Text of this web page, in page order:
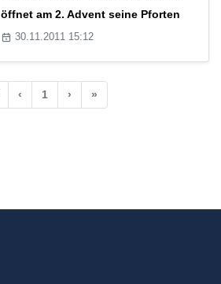
öffnet am 2. Advent seine Pforten
30.11.2011 15:12
‹ 1 › »